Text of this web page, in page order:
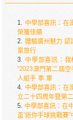
中學部喜訊：在
榮獲佳績
體驗廣州魅力
業旅行
中學部喜訊：
“2023澳門第二屆
人組手 季 軍
中學部喜訊：在
立二十四周年暨第
中學部喜訊：在
盃’迷你手球挑戰賽